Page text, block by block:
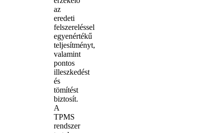
az
eredeti
felszereléssel
egyenértékű
teljesítményt,
valamint
pontos
illeszkedést
és
tömítést
biztosít.
A
TPMS
rendszer